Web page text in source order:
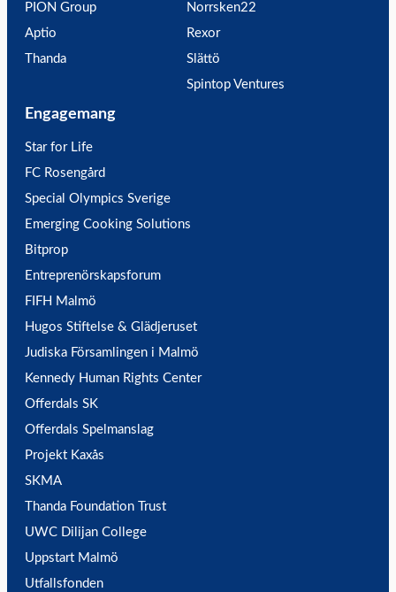
PION Group
Aptio
Thanda
Norrsken22
Rexor
Slättö
Spintop Ventures
Engagemang
Star for Life
FC Rosengård
Special Olympics Sverige
Emerging Cooking Solutions
Bitprop
Entreprenörskapsforum
FIFH Malmö
Hugos Stiftelse & Glädjeruset
Judiska Församlingen i Malmö
Kennedy Human Rights Center
Offerdals SK
Offerdals Spelmanslag
Projekt Kaxås
SKMA
Thanda Foundation Trust
UWC Dilijan College
Uppstart Malmö
Utfallsfonden